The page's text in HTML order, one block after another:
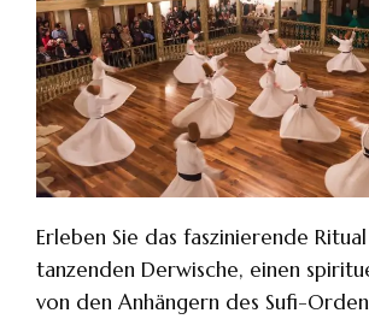
Erleben Sie das faszinierende
tanzenden Derwische, einen
von den Anhängern des Sufi-